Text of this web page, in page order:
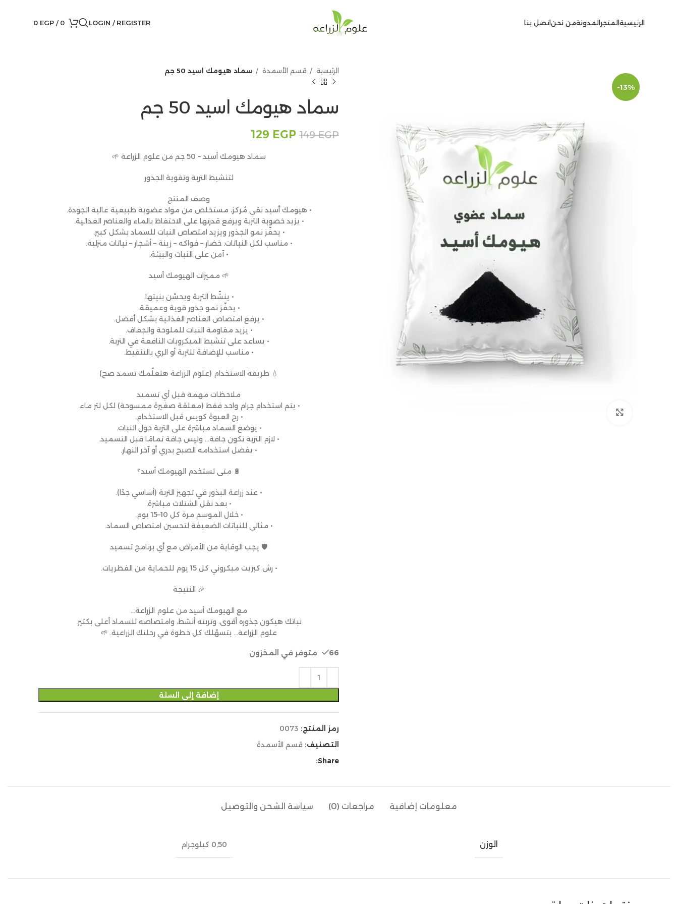
الرئيسيةالمتجرالمدونةمن نحناتصل بنا LOGIN / REGISTER
0
/
0 EGP
-13%
الرئيسية قسم الأسمدة سماد هيومك اسيد 50 جم
سماد هيومك اسيد 50 جم
149EGP
129 EGP
سماد هيومك أسيد – 50 جم من علوم الزراعة 🌱
لتنشيط التربة وتقوية الجذور
وصف المنتج
• هيومك أسيد نقي مُركز، مستخلص من مواد عضوية طبيعية عالية الجودة.
• يزيد خصوبة التربة ويرفع قدرتها على الاحتفاظ بالماء والعناصر الغذائية.
• يحفّز نمو الجذور ويزيد امتصاص النبات للسماد بشكل كبير.
• مناسب لكل النباتات: خضار – فواكه – زينة – أشجار – نباتات منزلية.
• آمن على النبات والبيئة.
🌱 مميزات الهيومك أسيد
• ينشّط التربة ويحسّن بنيتها.
• يحفّز نمو جذور قوية وعميقة.
• يرفع امتصاص العناصر الغذائية بشكل أفضل.
• يزيد مقاومة النبات للملوحة والجفاف.
• يساعد على تنشيط الميكروبات النافعة في التربة.
• مناسب للإضافة للتربة أو الري بالتنقيط.
💧 طريقة الاستخدام (علوم الزراعة هتعلّمك تسمد صح)
ملاحظات مهمة قبل أي تسميد
• يتم استخدام جرام واحد فقط (معلقة صغيرة ممسوحة) لكل لتر ماء.
• رج العبوة كويس قبل الاستخدام.
• يوضع السماد مباشرة على التربة حول النبات.
• لازم التربة تكون جافة… وليس جافة تمامًا قبل التسميد.
• يفضل استخدامه الصبح بدري أو آخر النهار.
🔋 متى تستخدم الهيومك أسيد؟
• عند زراعة البذور في تجهيز التربة (أساسي جدًا).
• بعد نقل الشتلات مباشرة.
• خلال الموسم مرة كل 10–15 يوم.
• مثالي للنباتات الضعيفة لتحسين امتصاص السماد.
🛡 يجب الوقاية من الأمراض مع أي برنامج تسميد
• رش كبريت ميكروني كل 15 يوم للحماية من الفطريات.
🎉 النتيجة
مع الهيومك أسيد من علوم الزراعة…
نباتك هيكون جذوره أقوى، وتربته أنشط، وامتصاصه للسماد أعلى بكتير.
علوم الزراعة… بتسهّلك كل خطوة في رحلتك الزراعية. 🌱
66 متوفر في المخزون
إضافة إلى السلة
رمز المنتج: 0073
التصنيف: قسم الأسمدة
Share:
معلومات إضافية مراجعات (0) سياسة الشحن والتوصيل
الوزن 0,50 كيلوجرام